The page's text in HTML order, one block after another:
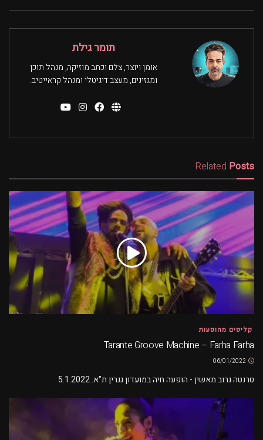
תומר גילת
אומן ויוצר, צלם וכתב מוזיקה, מנהל תוכן
ומגזינים, מעצב דיגיטלי ומנהל קראייטיב.
Related Posts
קליפים מהופעות
Tarante Groove Machine – Farha Farha
טרנטה גרוב מאשין - הופעה חיה במועדון גגרין ת"א. 5.1.2022